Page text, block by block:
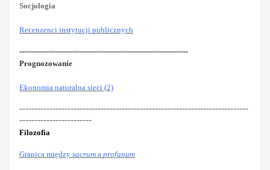
Socjologia
Recenzenci instytucji publicznych
----------------------------------------------------------------------
Prognozowanie
Ekonomia naturalna sieci (2)
----------------------------------------------------------------------------
------------------------
Filozofia
Granica między sacrum a profanum